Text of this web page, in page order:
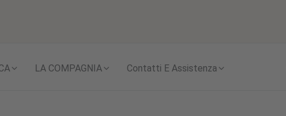
LA COMPAGNIA Contatti E Assistenza